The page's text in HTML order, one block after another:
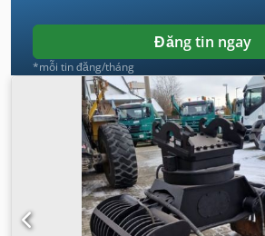
Đăng tin ngay
*mỗi tin đăng/tháng